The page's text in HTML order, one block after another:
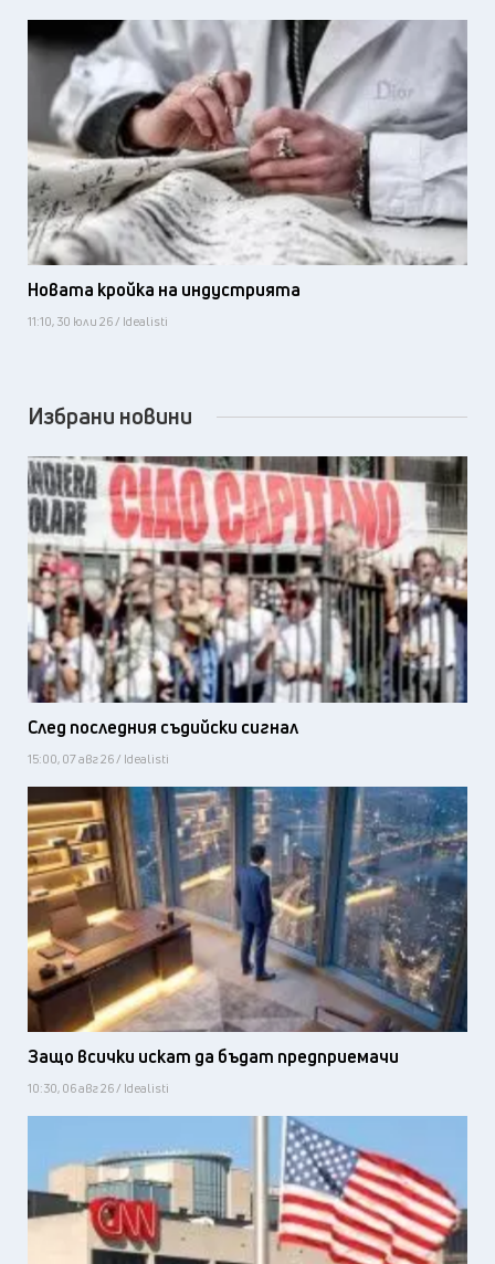
Новата кройка на индустрията
11:10, 30 юли 26 / Idealisti
Избрани новини
След последния съдийски сигнал
15:00, 07 авг 26 / Idealisti
Защо всички искат да бъдат предприемачи
10:30, 06 авг 26 / Idealisti